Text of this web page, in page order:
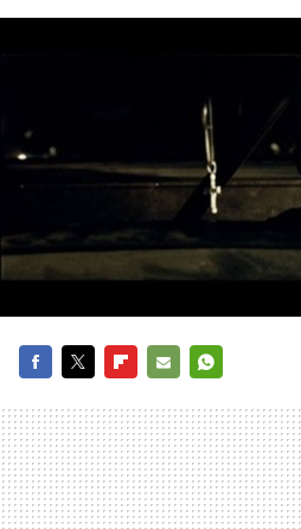
MAIL